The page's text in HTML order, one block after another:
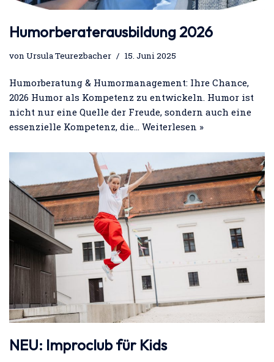
Humorberaterausbildung 2026
vonUrsula Teurezbacher 15. Juni 2025
Humorberatung & Humormanagement: Ihre Chance,
2026 Humor als Kompetenz zu entwickeln. Humor ist
nicht nur eine Quelle der Freude, sondern auch eine
essenzielle Kompetenz, die… Weiterlesen »
NEU: Improclub für Kids